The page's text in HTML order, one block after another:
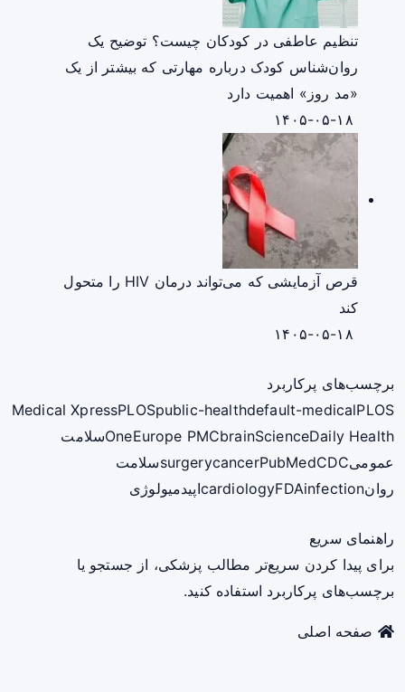
تنظیم عاطفی در کودکان چیست؟ توضیح یک
روان‌شناس کودک درباره مهارتی که بیشتر از یک
«مد روز» اهمیت دارد
قرص آزمایشی که می‌تواند درمان HIV را متحول
کند
برچسب‌های پرکاربرد
Medical XpressPLOSpublic-healthdefault-medicalPLOS
OneEurope PMCbrainScienceDaily Health
سلامت
عمومی
surgerycancerPubMedCDC
سلامت
روان
cardiologyFDAinfection اپیدمیولوژی
راهنمای سریع
برای پیدا کردن سریع‌تر مطالب پزشکی، از جستجو یا
برچسب‌های پرکاربرد استفاده کنید.
صفحه اصلی